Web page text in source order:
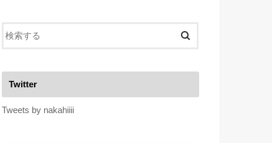
Twitter
Tweets by nakahiiii